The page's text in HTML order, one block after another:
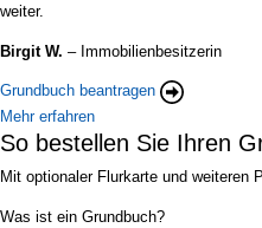
weiter.
Birgit W. – Immobilienbesitzerin
Grundbuch beantragen
Mehr erfahren
So bestellen Sie Ihren
Mit optionaler Flurkarte und weiteren
Was ist ein Grundbuch?